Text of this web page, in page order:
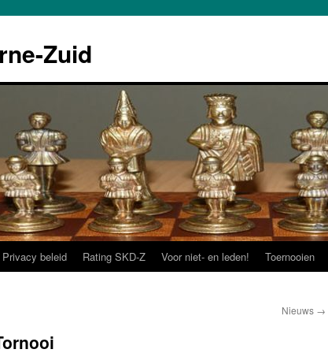
Zuid
Privacy beleid Rating SKD-Z Voor niet- en leden! Toernooien
Nieuws →